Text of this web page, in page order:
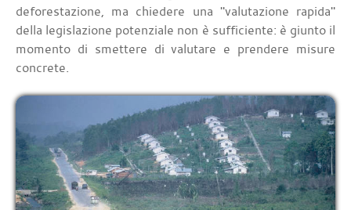
deforestazione, ma chiedere una "valutazione rapida"
della legislazione potenziale non è sufficiente: è giunto il
momento di smettere di valutare e prendere misure
concrete.